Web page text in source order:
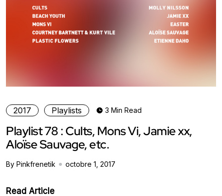
2017 Playlists 3 Min Read
Playlist 78 : Cults, Mons Vi, Jamie xx,
Aloïse Sauvage, etc.
By Pinkfrenetik octobre 1, 2017
Read Article